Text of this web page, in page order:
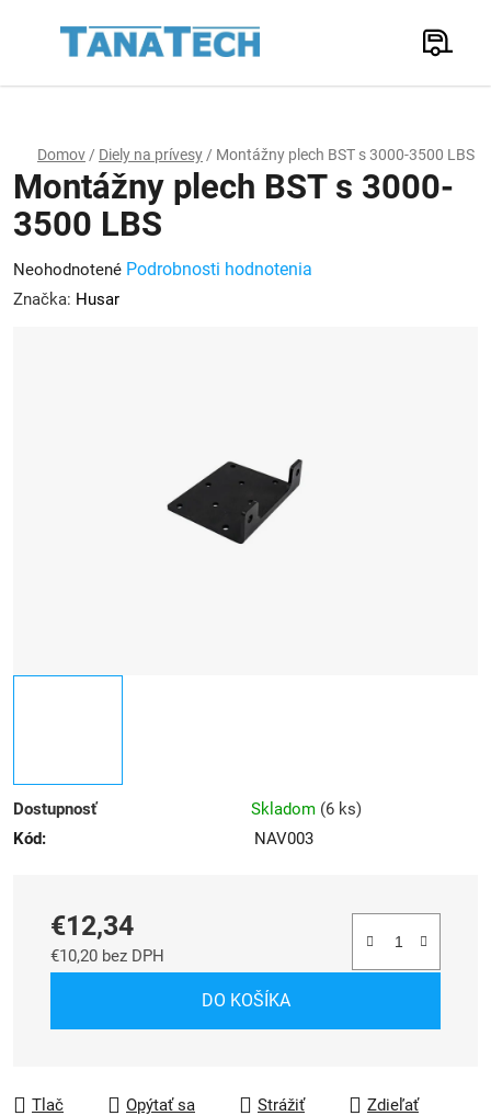
Hľadať
Domov / Diely na prívesy / Montážny plech BST s 3000-3500 LBS
Dostupnosť Skladom (6 ks)
Kód:
NAV003
€12,34
€10,20 bez DPH
DO KOŠÍKA
Tlač Opýtať sa Strážiť Zdieľať
Montážny plech BST s 3000-
3500 LBS
Priemerné
hodnotenie
Neohodnotené Podrobnosti hodnotenia
Značka: Husar